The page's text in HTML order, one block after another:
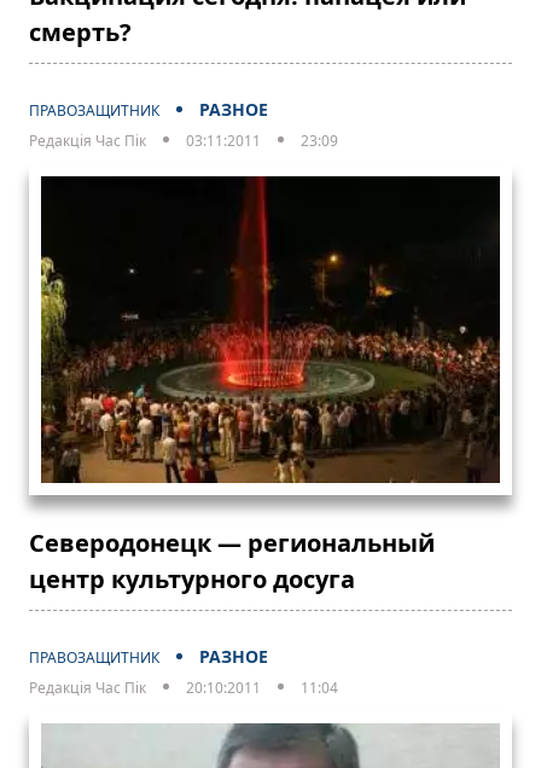
смерть?
ПРАВОЗАЩИТНИК РАЗНОЕ
Редакція Час Пік 03:11:2011 23:09
Северодонецк — региональный
центр культурного досуга
ПРАВОЗАЩИТНИК РАЗНОЕ
Редакція Час Пік 20:10:2011 11:04